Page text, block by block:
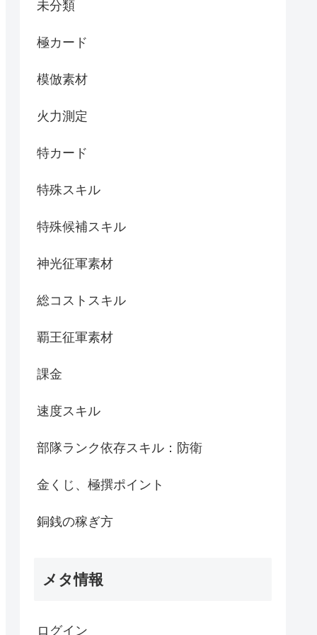
未分類
極カード
模倣素材
火力測定
特カード
特殊スキル
特殊候補スキル
神光征軍素材
総コストスキル
覇王征軍素材
課金
速度スキル
部隊ランク依存スキル：防衛
金くじ、極撰ポイント
銅銭の稼ぎ方
メタ情報
ログイン